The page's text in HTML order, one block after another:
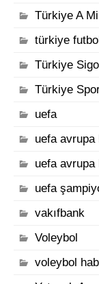
Türkiye A
türkiye
Türkiye
Türkiye
uefa
uefa
uefa avrupa
uefa
vakıfbank
Voleybol
voleybol